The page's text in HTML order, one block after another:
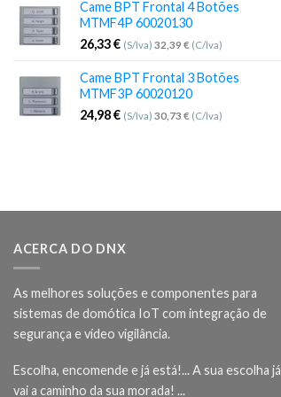
Came BPT Frontal 4 Botões
MTMF4P 60020130
26,33€ (S/Iva) 32,39 € (C/Iva)
Came BPT Frontal 3 Botões
MTMF3P 60020120
24,98€ (S/Iva) 30,73 € (C/Iva)
ACERCA DO DNX
As melhores soluções e componentes para
sistemas de domótica IoT com integração de
segurança e vídeo vigilância.
Escolha, encomende e já está!... A sua escolha já
vai a caminho da sua morada! ...